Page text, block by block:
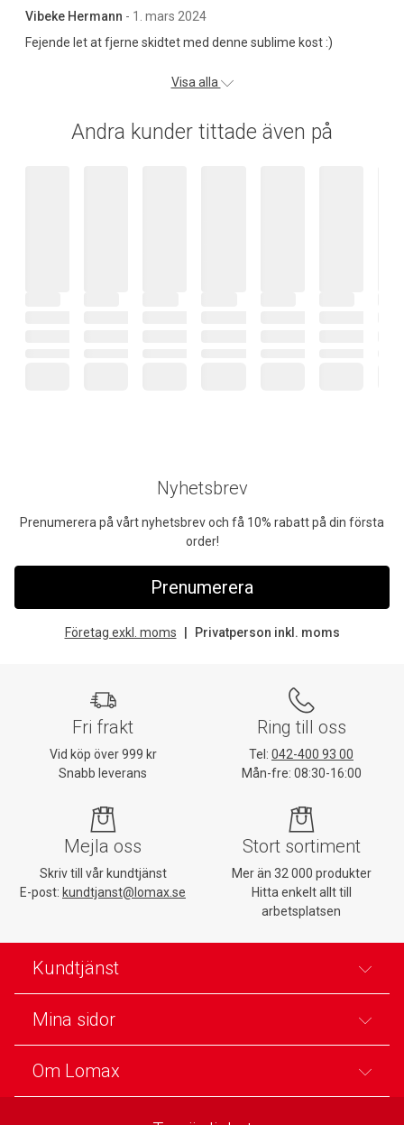
Vibeke Hermann - 1. mars 2024
Fejende let at fjerne skidtet med denne sublime kost :)
Visa alla
Andra kunder tittade även på
Nyhetsbrev
Prenumerera på vårt nyhetsbrev och få 10% rabatt på din första
order!
Prenumerera
Företag exkl. moms Privatperson inkl. moms
Fri frakt
Vid köp över 999 kr
Snabb leverans
Ring till oss
Tel: 042-400 93 00
Mån-fre: 08:30-16:00
Mejla oss
Skriv till vår kundtjänst
E-post: kundtjanst@lomax.se
Stort sortiment
Mer än 32 000 produkter
Hitta enkelt allt till
arbetsplatsen
Kundtjänst
Mina sidor
Om Lomax